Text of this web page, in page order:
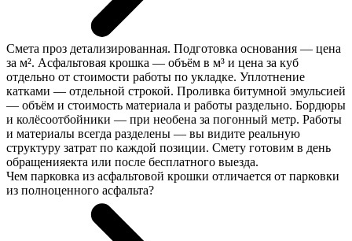
Смета проз детализированная. Подготовка основания — цена
за м². Асфальтовая крошка — объём в м³ и цена за куб
отдельно от стоимости работы по укладке. Уплотнение
катками — отдельной строкой. Проливка битумной эмульсией
— объём и стоимость материала и работы раздельно. Бордюры
и колёсоотбойники — при необена за погонный метр. Работы
и материалы всегда разделены — вы видите реальную
структуру затрат по каждой позиции. Смету готовим в день
обращенияекта или после бесплатного выезда.
Чем парковка из асфальтовой крошки отличается от парковки
из полноценного асфальта?